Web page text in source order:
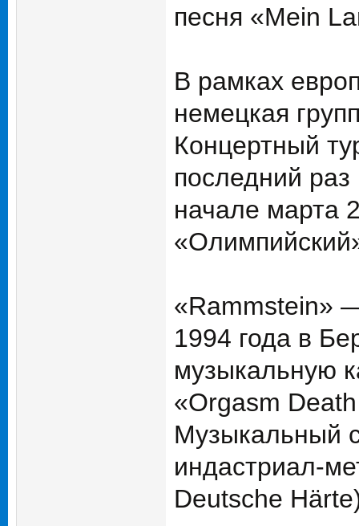
песня «Mein
В рамках
немецкая
Концертный
последний
начале марта
«Rammstein»
1994 года в
музыкальную
«Orgasm
Музыкальный
индастриал-
Deutsche